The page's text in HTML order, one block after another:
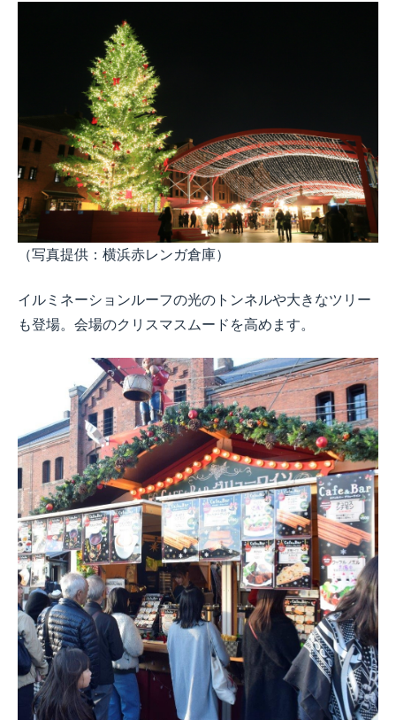
（写真提供：横浜赤レンガ倉庫）
イルミネーションルーフの光のトンネルや大きなツリー
も登場。会場のクリスマスムードを高めます。